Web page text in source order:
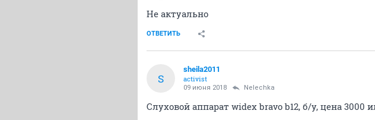
Не актуально
ОТВЕТИТЬ
S
sheila2011
activist
09 июня 2018 Nelechka
Слуховой аппарат widex bravo b12, б/у, цена 3000